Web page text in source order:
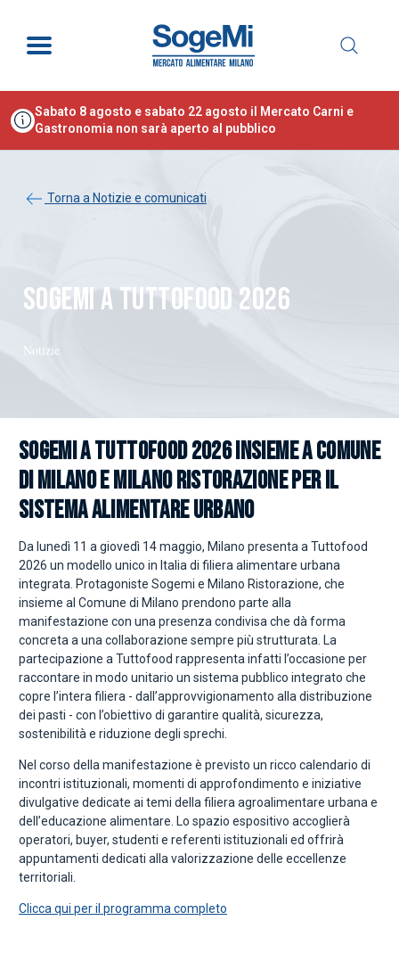
Sabato 8 agosto e sabato 22 agosto il Mercato Carni e
Gastronomia non sarà aperto al pubblico
Torna a Notizie e comunicati
SOGEMI A TUTTOFOOD 2026
Notizie
SOGEMI A TUTTOFOOD 2026 INSIEME A COMUNE
DI MILANO E MILANO RISTORAZIONE PER IL
SISTEMA ALIMENTARE URBANO
Da lunedì 11 a giovedì 14 maggio, Milano presenta a Tuttofood
2026 un modello unico in Italia di filiera alimentare urbana
integrata. Protagoniste Sogemi e Milano Ristorazione, che
insieme al Comune di Milano prendono parte alla
manifestazione con una presenza condivisa che dà forma
concreta a una collaborazione sempre più strutturata. La
partecipazione a Tuttofood rappresenta infatti l’occasione per
raccontare in modo unitario un sistema pubblico integrato che
copre l’intera filiera - dall’approvvigionamento alla distribuzione
dei pasti - con l’obiettivo di garantire qualità, sicurezza,
sostenibilità e riduzione degli sprechi.
Nel corso della manifestazione è previsto un ricco calendario di
incontri istituzionali, momenti di approfondimento e iniziative
divulgative dedicate ai temi della filiera agroalimentare urbana e
dell’educazione alimentare. Lo spazio espositivo accoglierà
operatori, buyer, studenti e referenti istituzionali ed offrirà
appuntamenti dedicati alla valorizzazione delle eccellenze
territoriali.
Clicca qui per il programma completo